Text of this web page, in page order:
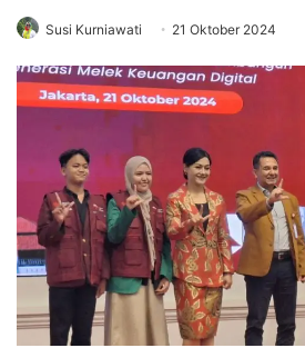
Susi Kurniawati 21 Oktober 2024